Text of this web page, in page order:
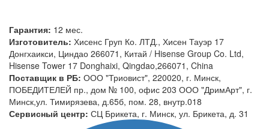
Гарантия: 12 мес.
Изготовитель: Хисенс Груп Ко. ЛТД., Хисен Тауэр 17
Донгхаикси, Циндао 266071, Китай / Hisense Group Co. Ltd,
Hisense Tower 17 Donghaixi, Qingdao,266071, China
Поставщик в РБ: ООО "Триовист", 220020, г. Минск,
ПОБЕДИТЕЛЕЙ пр., дом № 100, офис 203 ООО "ДримАрт", г.
Минск,ул. Тимирязева, д.65б, пом. 28, внутр.018
Сервисный центр: СЦ Брикета, г. Минск, ул. Брикета, д. 31